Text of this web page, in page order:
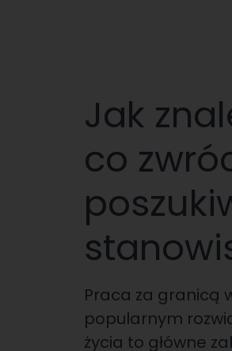
Jak
co
Praca za granicą
popularnym
życia to główne